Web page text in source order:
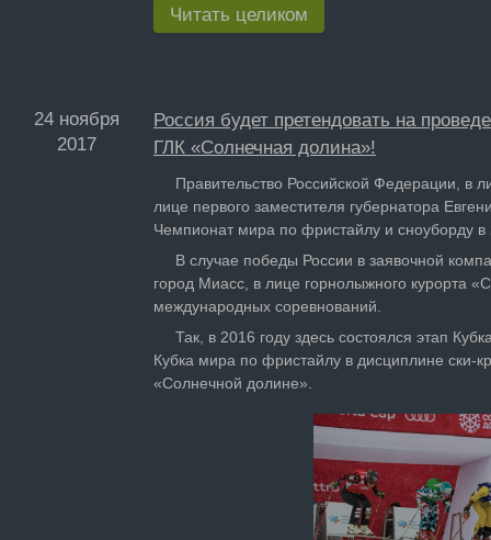
Читать целиком
24 ноября
2017
Россия будет претендовать на
ГЛК «Солнечная долина»!
Правительство Российской Федерации, в
лице первого заместителя губернатора
Чемпионат мира по фристайлу и сноуборду в
В случае победы России в заявочной
город Миасс, в лице горнолыжного курорта
международных соревнований.
Так, в 2016 году здесь состоялся этап
Кубка мира по фристайлу в дисциплине ски-
«Солнечной долине».